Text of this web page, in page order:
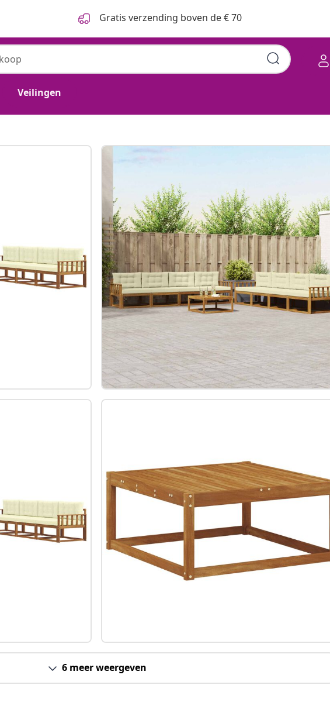
Gratis verzending boven de € 70
Veilingen
6 meer weergeven